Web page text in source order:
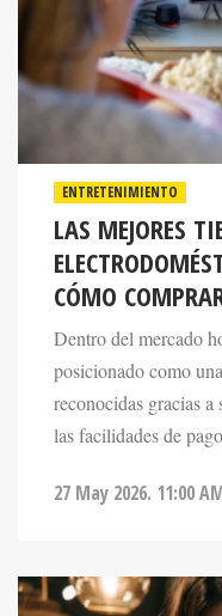
ENTRETENIMIENTO
LAS MEJORES
CÓMO
Dentro del mercado
posicionado como
reconocidas gracias
las facilidades de
27 May 2026. 11:00